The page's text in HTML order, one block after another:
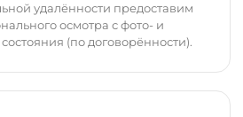
удалённости предоставим
осмотра с фото- и
(по договорённости).